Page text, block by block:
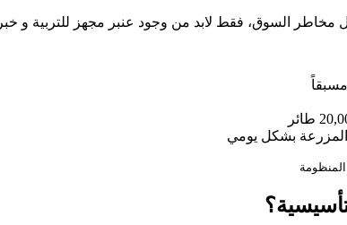
مخاطر السوق، فقط لابد من وجود عنبر مجهز للتربية و خبر
المزرعة بشكل يومي